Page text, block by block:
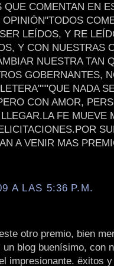
QUE COMENTAN EN
LEÍDOS, Y RE
Y CON NUESTRAS
NUESTRA TAN
GOBERNANTES,
NADA
CON AMOR,
FE MUEVE
A VENIR MAS
A LAS 5:36 P.M.
otro premio, bien
blog buenísimo, con
impresionante. ëxitos